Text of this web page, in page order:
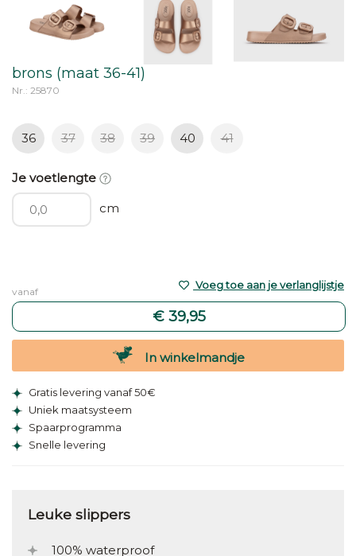
brons (maat 36-41)
Nr.: 25870
36 37 38 39 40 41
Je voetlengte
cm
vanaf
€ 39,95
Voeg toe aan je verlanglijstje
In winkelmandje
Gratis levering vanaf 50€
Uniek maatsysteem
Spaarprogramma
Snelle levering
Leuke slippers
100% waterproof